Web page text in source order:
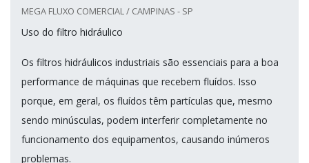
MEGA FLUXO COMERCIAL / CAMPINAS - SP
Uso do filtro hidráulico
Os filtros hidráulicos industriais são essenciais para a boa
performance de máquinas que recebem fluídos. Isso
porque, em geral, os fluídos têm partículas que, mesmo
sendo minúsculas, podem interferir completamente no
funcionamento dos equipamentos, causando inúmeros
problemas.